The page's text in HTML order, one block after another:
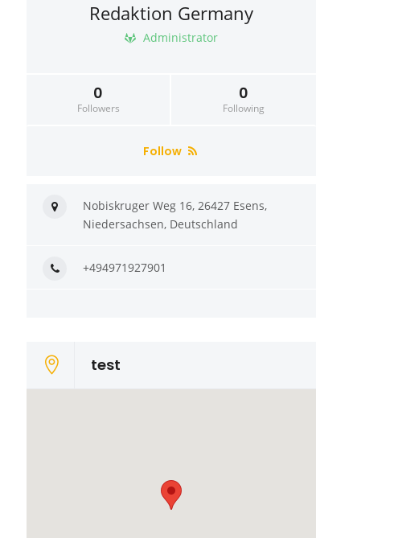
Redaktion Germany
Administrator
0
Followers
0
Following
Follow
Nobiskruger Weg 16, 26427 Esens,
Niedersachsen, Deutschland
+494971927901
test